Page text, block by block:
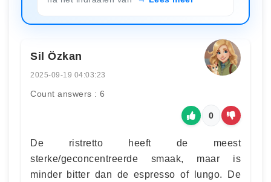
Sil Özkan
2025-09-19 04:03:23
Count answers : 6
0
De ristretto heeft de meest
sterke/geconcentreerde smaak, maar is
minder bitter dan de espresso of lungo. De